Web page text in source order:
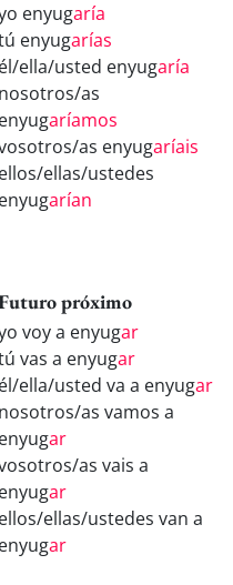
enyugaría
enyugarías
él/ella/usted enyugaría
nosotros/as
enyugaríamos
as enyugaríais
ellos/ellas/ustedes
enyugarían
próximo
voy a enyugar
vas a enyugar
él/ella/usted va a enyugar
nosotros/as vamos a
enyugar
as vais a
enyugar
ellos/ellas/ustedes van a
enyugar